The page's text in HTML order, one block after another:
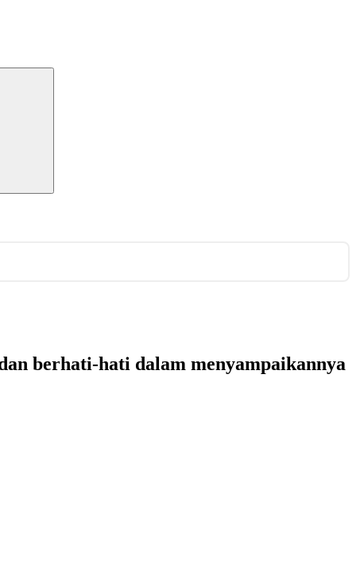
berhati-hati dalam menyampaikannya